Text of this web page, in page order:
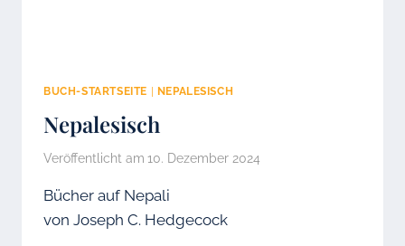
BUCH-STARTSEITE NEPALESISCH
Nepalesisch
Veröffentlicht am 10. Dezember 2024
Bücher auf Nepali
von Joseph C. Hedgecock